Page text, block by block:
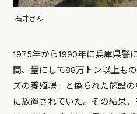
石井さん
1975年から1990年に兵庫県警
間、量にして88万トン以上も
ズの養殖場」と偽られた施設
に放置されていた。その結果